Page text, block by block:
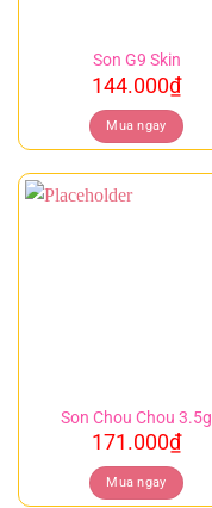
Son G9 Skin
144.000₫
Mua ngay
Son Chou Chou 3.5g
171.000₫
Mua ngay